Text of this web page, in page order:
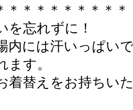
＊＊＊＊＊＊＊＊＊
を忘れずに！
内には汗いっぱい
ます。
着替えをお持ちい